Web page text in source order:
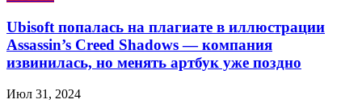
Ubisoft попалась на плагиате в иллюстрации
Assassin’s Creed Shadows — компания
извинилась, но менять артбук уже поздно
Июл 31, 2024